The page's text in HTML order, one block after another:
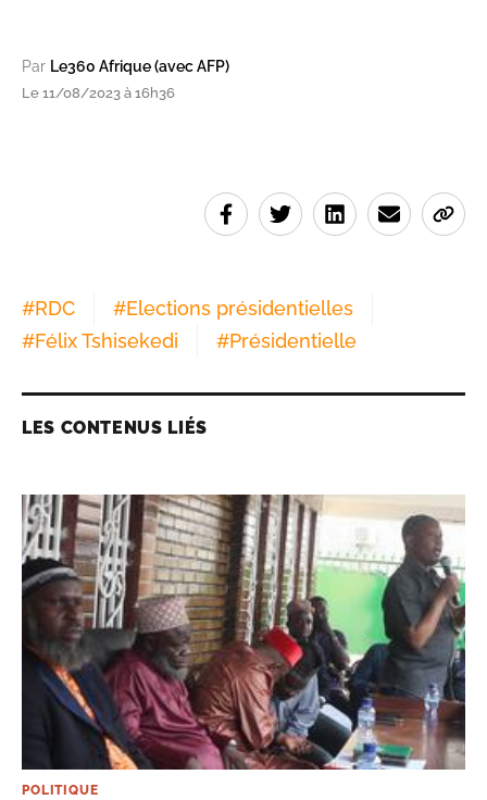
Par Le360 Afrique (avec AFP)
Le 11/08/2023 à 16h36
#RDC #Elections présidentielles
#Félix Tshisekedi #Présidentielle
LES CONTENUS LIÉS
POLITIQUE